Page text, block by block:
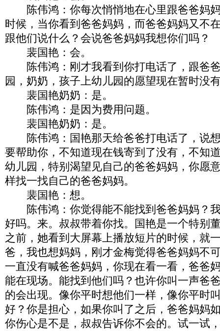
陈伟鸿：你每次悄悄地在心里跟爸爸妈
时候，当你看到爸爸妈妈，而爸爸妈妈又不
跟他们说什么？会说爸爸妈妈我想你们吗？
裴国艳：会。
陈伟鸿：刚才我看到你打电话了，跟爸
园，奶奶，孩子上幼儿园的愿望现在暂时没
裴国艳奶奶：是。
陈伟鸿：是因为费用问题。
裴国艳奶奶：是。
陈伟鸿：国艳那天给爸爸打电话了，说
要帮助你，不知道现在钱寄到了没有，不知
幼儿园，特别渴望见自己的爸爸妈妈，你愿
样找一找自己的爸爸妈妈。
裴国艳：想。
陈伟鸿：你觉得能不能找到爸爸妈妈？
好吗。来。叔叔带着你找。国艳是一个特别
之前，她看到大屏幕上播放短片的时候，就
爸，我也想妈妈，刚才金梅觉得爸爸妈妈不
一直没有喊爸爸妈妈，你现在看一看，爸爸
能在现场。能找到他们吗？也许你叫一声爸
的会出现。像你平时想他们一样，像你平时
好？你是担心，如果你叫了之后，爸爸妈妈
你伤心是不是，叔叔告诉你不会的。试一试